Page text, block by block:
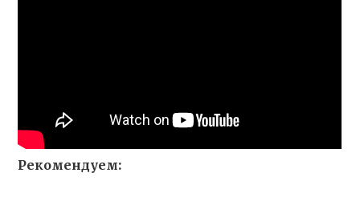
Рекомендуем: